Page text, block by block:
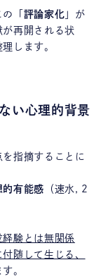
「 評論家化 」が
再開される状
します。
い心理的背景
指摘することに
的有能感 （速水, 2
経験とは無関係
随して生じる、
。